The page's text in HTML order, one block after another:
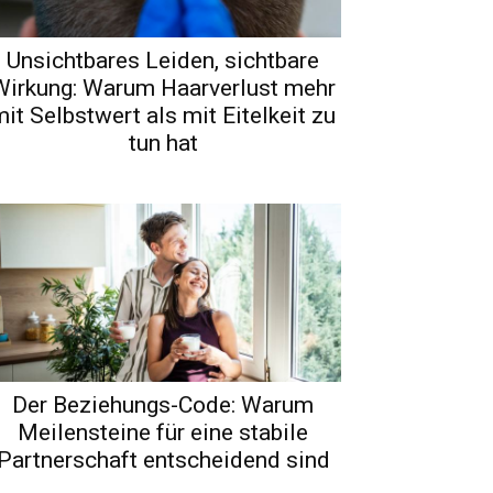
Unsichtbares Leiden, sichtbare
Warum Haarverlust mehr
Selbstwert als mit Eitelkeit zu
tun hat
Der Beziehungs-Code: Warum
Meilensteine für eine stabile
entscheidend sind